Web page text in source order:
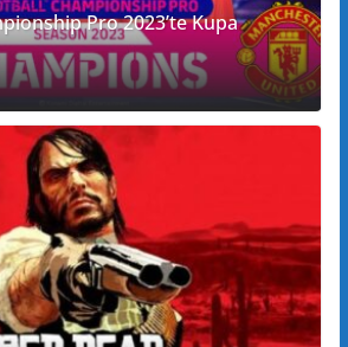
Pro 2023’te Kupa